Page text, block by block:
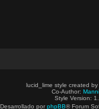
lucid_lime style created by
Co-Author:
Style Version:
Desarrollado por phpBB® Forum